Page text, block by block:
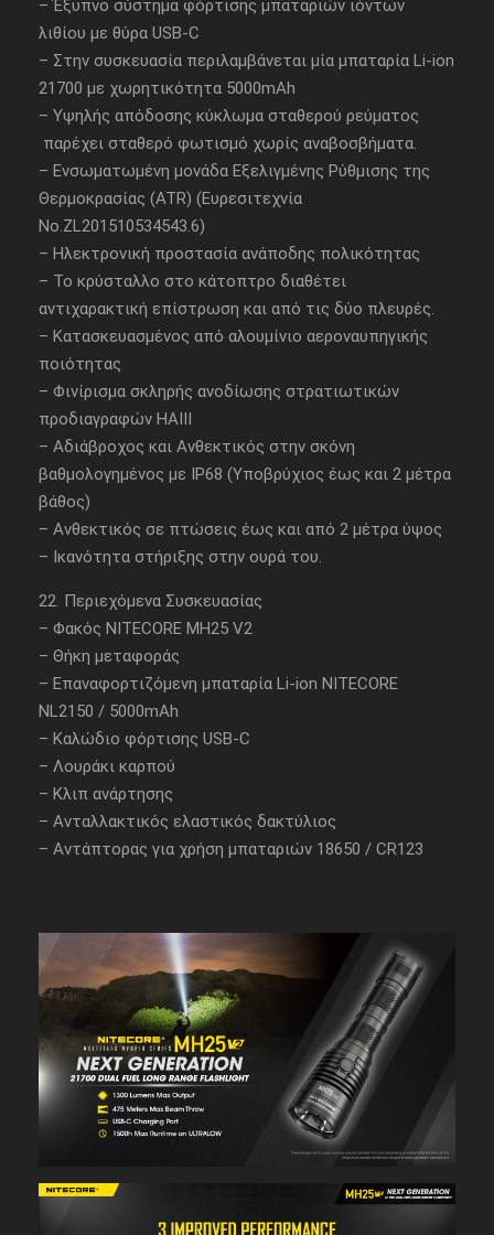
– Έξυπνο σύστημα φόρτισης μπαταριών ιόντων
λιθίου με θύρα USB-C
– Στην συσκευασία περιλαμβάνεται μία μπαταρία Li-ion
21700 με χωρητικότητα 5000mAh
– Υψηλής απόδοσης κύκλωμα σταθερού ρεύματος
παρέχει σταθερό φωτισμό χωρίς αναβοσβήματα.
– Ενσωματωμένη μονάδα Εξελιγμένης Ρύθμισης της
Θερμοκρασίας (ATR) (Ευρεσιτεχνία
No.ZL201510534543.6)
– Ηλεκτρονική προστασία ανάποδης πολικότητας
– Το κρύσταλλο στο κάτοπτρο διαθέτει
αντιχαρακτική επίστρωση και από τις δύο πλευρές.
– Κατασκευασμένος από αλουμίνιο αεροναυπηγικής
ποιότητας
– Φινίρισμα σκληρής ανοδίωσης στρατιωτικών
προδιαγραφών HAIII
– Αδιάβροχος και Ανθεκτικός στην σκόνη
βαθμολογημένος με IP68 (Υποβρύχιος έως και 2 μέτρα
βάθος)
– Ανθεκτικός σε πτώσεις έως και από 2 μέτρα ύψος
– Ικανότητα στήριξης στην ουρά του.
22. Περιεχόμενα Συσκευασίας
– Φακός NITECORE MH25 V2
– Θήκη μεταφοράς
– Επαναφορτιζόμενη μπαταρία Li-ion NITECORE
NL2150 / 5000mAh
– Καλώδιο φόρτισης USB-C
– Λουράκι καρπού
– Κλιπ ανάρτησης
– Ανταλλακτικός ελαστικός δακτύλιος
– Αντάπτορας για χρήση μπαταριών 18650 / CR123